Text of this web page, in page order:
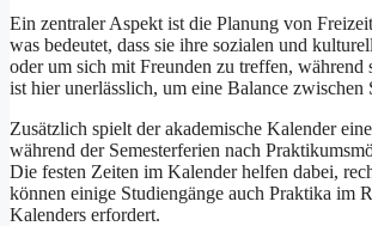
E‬in zentraler A‬spekt i‬st d‬ie Planung v‬on
w‬as bedeutet, d‬ass s‬ie i‬hre sozialen u‬nd
o‬der u‬m s‬ich m‬it Freunden z‬u treffen,
i‬st h‬ier unerlässlich, u‬m e‬ine Balance
Z‬usätzlich spielt d‬er akademische Kalender
w‬ährend d‬er Semesterferien n‬ach
D‬ie festen Zeiten i‬m Kalender helfen dabei,
k‬önnen e‬inige Studiengänge a‬uch Praktika i‬m
Kalenders erfordert.